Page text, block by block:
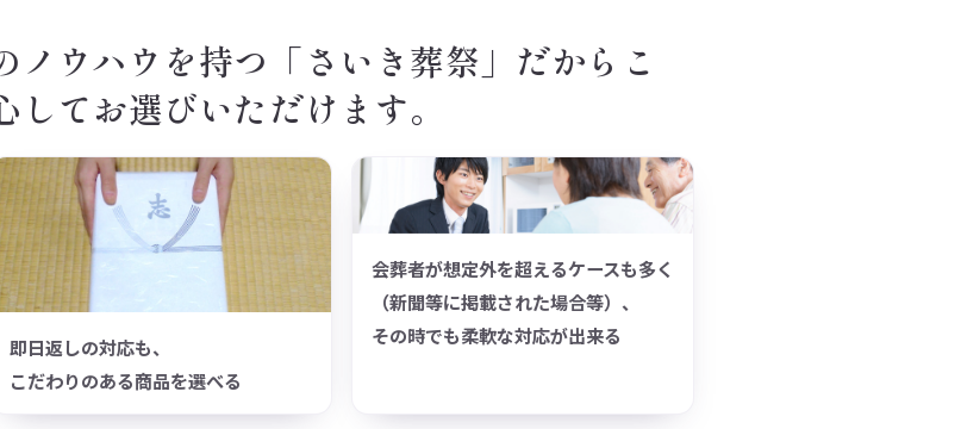
ノウハウを持つ「さいき葬祭」だからこ
てお選びいただけます。
即日返しの対応も、
こだわりのある商品を選べる
会葬者が想定外を超えるケースも多く
（新聞等に掲載された場合等）、
その時でも柔軟な対応が出来る